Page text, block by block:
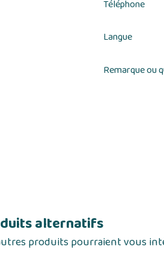
Téléphone
Langue
Remarque ou
alternatifs
produits pourraient vous